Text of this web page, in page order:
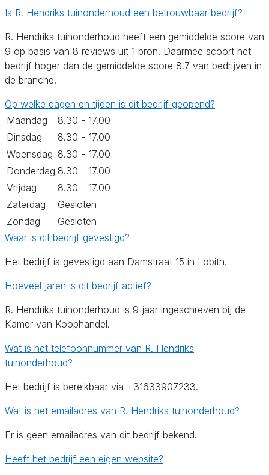
Is R. Hendriks tuinonderhoud een betrouwbaar bedrijf?
R. Hendriks tuinonderhoud heeft een gemiddelde score van
9 op basis van 8 reviews uit 1 bron. Daarmee scoort het
bedrijf hoger dan de gemiddelde score 8.7 van bedrijven in
de branche.
Op welke dagen en tijden is dit bedrijf geopend?
Maandag
8.30 - 17.00
Dinsdag
8.30 - 17.00
Woensdag 8.30 - 17.00
Donderdag 8.30 - 17.00
Vrijdag
8.30 - 17.00
Zaterdag
Gesloten
Zondag
Gesloten
Waar is dit bedrijf gevestigd?
Het bedrijf is gevestigd aan Damstraat 15 in Lobith.
Hoeveel jaren is dit bedrijf actief?
R. Hendriks tuinonderhoud is 9 jaar ingeschreven bij de
Kamer van Koophandel.
Wat is het telefoonnummer van R. Hendriks
tuinonderhoud?
Het bedrijf is bereikbaar via +31633907233.
Wat is het emailadres van R. Hendriks tuinonderhoud?
Er is geen emailadres van dit bedrijf bekend.
Heeft het bedrijf een eigen website?